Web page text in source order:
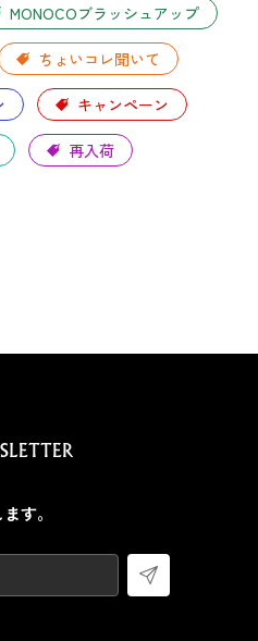
MONOCOブラッシュアップ
ちょいコレ聞いて
キャンペーン
再入荷
す。